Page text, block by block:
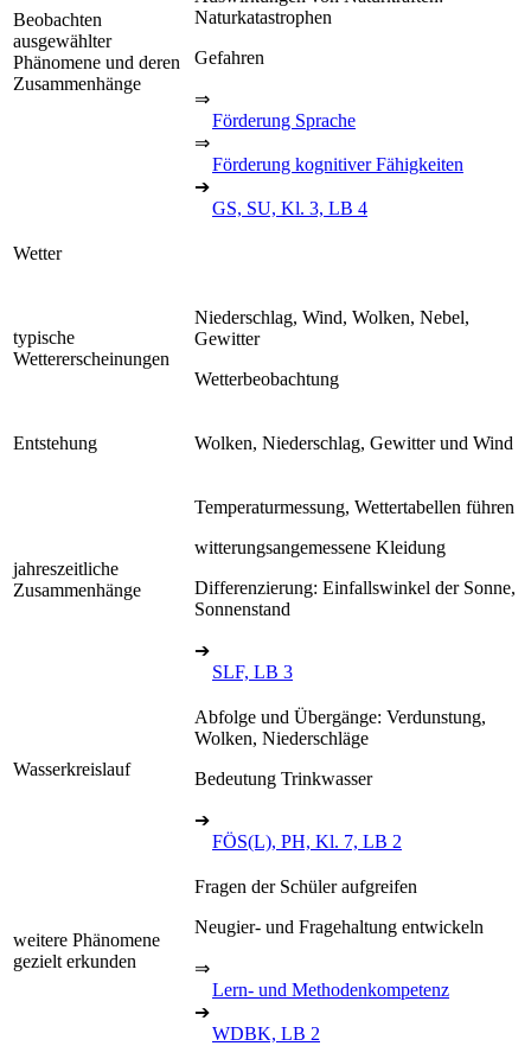
Beobachten
ausgewählter
Phänomene und deren
Zusammenhänge
Naturkatastrophen
Gefahren
⇒
Förderung Sprache
⇒
Förderung kognitiver Fähigkeiten
➔
GS, SU, Kl. 3, LB 4
Wetter
typische
Wettererscheinungen
Niederschlag, Wind, Wolken, Nebel,
Gewitter
Wetterbeobachtung
Entstehung Wolken, Niederschlag, Gewitter und Wind
jahreszeitliche
Zusammenhänge
Temperaturmessung, Wettertabellen führen
witterungsangemessene Kleidung
Differenzierung: Einfallswinkel der Sonne,
Sonnenstand
➔
SLF, LB 3
Wasserkreislauf
Abfolge und Übergänge: Verdunstung,
Wolken, Niederschläge
Bedeutung Trinkwasser
➔
FÖS(L), PH, Kl. 7, LB 2
weitere Phänomene
gezielt erkunden
Fragen der Schüler aufgreifen
Neugier- und Fragehaltung entwickeln
⇒
Lern- und Methodenkompetenz
➔
WDBK, LB 2